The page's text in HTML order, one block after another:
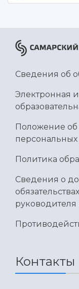
Сведения об
Электронная
Положение об
Политика
Сведения о
Контакты